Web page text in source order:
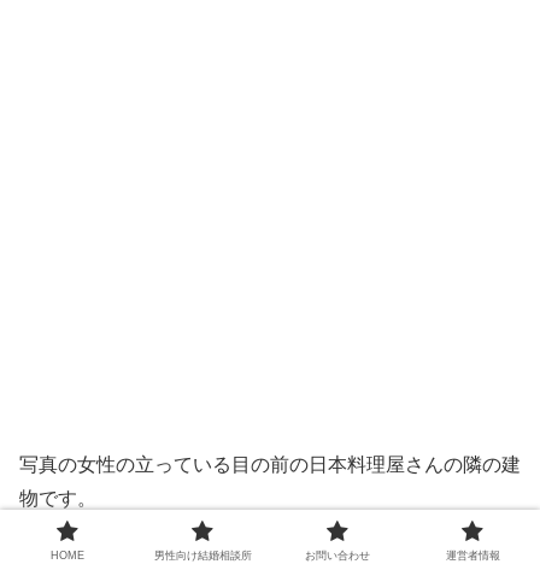
写真の女性の立っている目の前の日本料理屋さんの隣の建
物です。
神田駅より徒歩4分ほどの静かな場所にあります！
HOME 男性向け結婚相談所 お問い合わせ 運営者情報